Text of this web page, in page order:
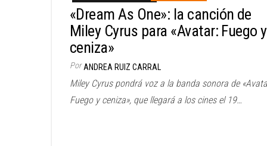
«Dream As One»: la canción de
Miley Cyrus para «Avatar: Fuego y
ceniza»
Por ANDREA RUIZ CARRAL
Miley Cyrus pondrá voz a la banda sonora de
Fuego y ceniza», que llegará a los cines el 19…